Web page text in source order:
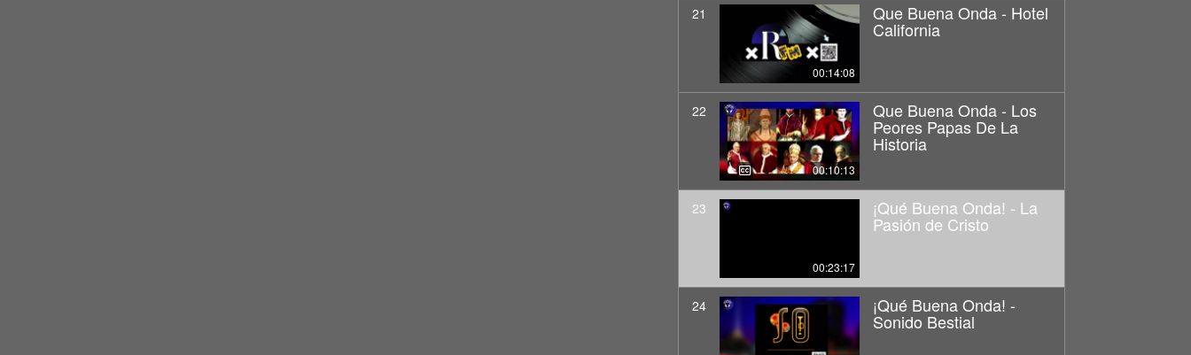
21
00:14:08
Que Buena Onda - Hotel
California
22
00:10:13
Que Buena Onda - Los
Peores Papas De La
Historia
23
00:23:17
¡Qué Buena Onda! - La
Pasión de Cristo
24 ¡Qué Buena Onda! -
Sonido Bestial